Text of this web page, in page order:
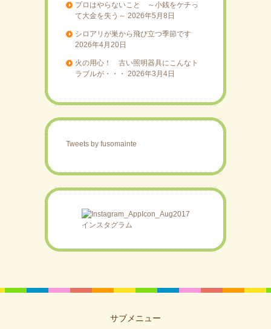
プロはやらないこと ～小銭をケチっ
て大金を失う～ 2026年5月8日
シロアリが巣から飛び立つ季節です
2026年4月20日
火の用心！ 古い照明器具にこんなト
ラブルが・・・ 2026年3月4日
Tweets by fusomainte
インスタグラム
サブメニュー